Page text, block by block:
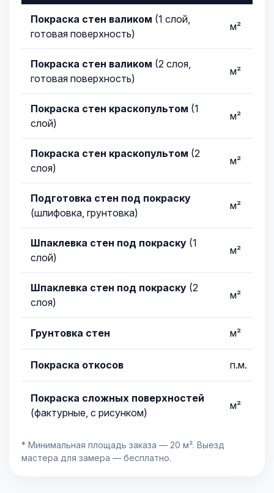
Покраска стен валиком (1 слой,
готовая поверхность)
м²
Покраска стен валиком (2 слоя,
готовая поверхность)
м²
Покраска стен краскопультом (1
слой)
м²
Покраска стен краскопультом (2
слоя)
м²
Подготовка стен под покраску
(шлифовка, грунтовка)
м²
Шпаклевка стен под покраску (1
слой)
м²
Шпаклевка стен под покраску (2
слоя)
м²
Грунтовка стен м²
Покраска откосов п.м.
Покраска сложных поверхностей
(фактурные, с рисунком)
м²
* Минимальная площадь заказа — 20 м². Выезд
мастера для замера — бесплатно.